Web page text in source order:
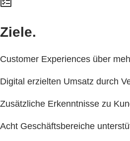
Ziele.
Customer Experiences über
Digital erzielten Umsatz durch
Zusätzliche Erkenntnisse zu
Acht Geschäftsbereiche